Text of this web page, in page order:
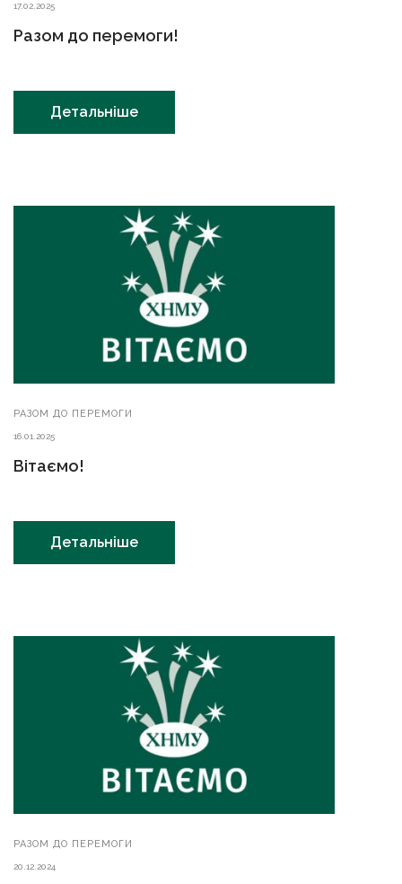
17.02.2025
Разом до перемоги!
Детальніше
РАЗОМ ДО ПЕРЕМОГИ
16.01.2025
Вітаємо!
Детальніше
РАЗОМ ДО ПЕРЕМОГИ
20.12.2024